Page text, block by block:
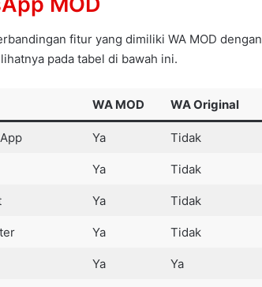
fitur yang dimiliki WA MOD dengan
pada tabel di bawah ini.
WA MOD WA Original
Ya Tidak
Ya Tidak
Ya Tidak
Ya Tidak
Ya Ya